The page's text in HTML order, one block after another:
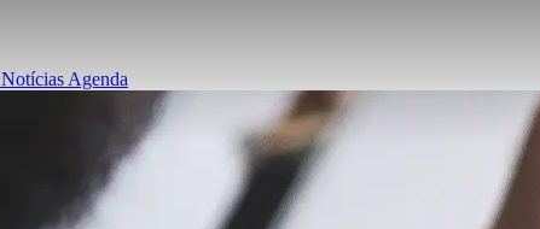
Notícias Agenda